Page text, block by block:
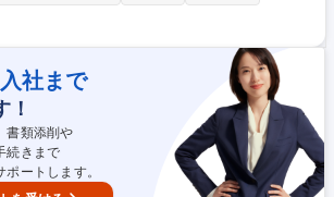
の仕分け、およびトラックへの積み込み作業 ■ル
意先や市場などへの配送） ■自社倉庫での入出庫
送部門におけるアルバイトスタッフの労務・シフ
阪の地で腰を据えて長く走れる環境です。 募集
仕分け・積込・配送】深夜21-6時/残業10H/創業50
入社まで
！
書類添削や
続きまで
ートします。